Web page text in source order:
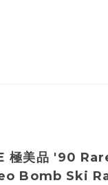
極美品 '90
Bomb Ski